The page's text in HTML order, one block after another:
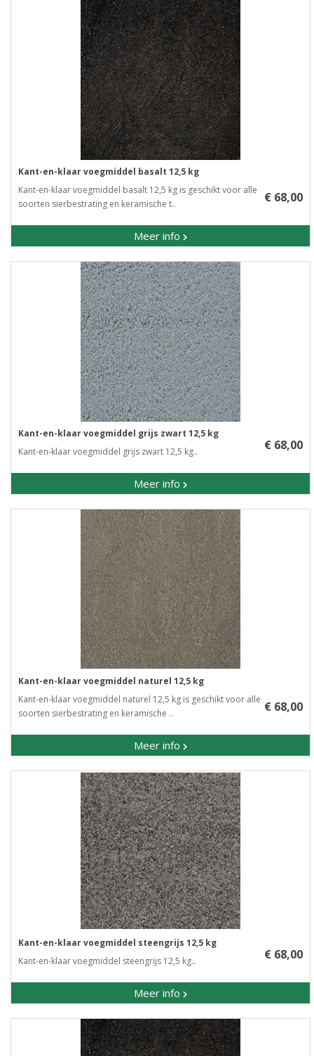
Kant-en-klaar voegmiddel basalt 12,5 kg
Kant-en-klaar voegmiddel basalt 12,5 kg is geschikt voor alle
soorten sierbestrating en keramische t..
Meer info
€ 68,00
Kant-en-klaar voegmiddel grijs zwart 12,5 kg
Kant-en-klaar voegmiddel grijs zwart 12,5 kg..
Meer info
€ 68,00
Kant-en-klaar voegmiddel naturel 12,5 kg
Kant-en-klaar voegmiddel naturel 12,5 kg is geschikt voor alle
soorten sierbestrating en keramische ..
Meer info
€ 68,00
Kant-en-klaar voegmiddel steengrijs 12,5 kg
Kant-en-klaar voegmiddel steengrijs 12,5 kg..
Meer info
€ 68,00